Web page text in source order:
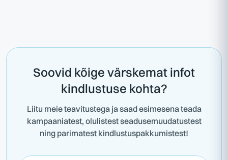
Soovid kõige värskemat infot
kindlustuse kohta?
Liitu meie teavitustega ja saad esimesena teada
kampaaniatest, olulistest seadusemuudatustest
ning parimatest kindlustuspakkumistest!